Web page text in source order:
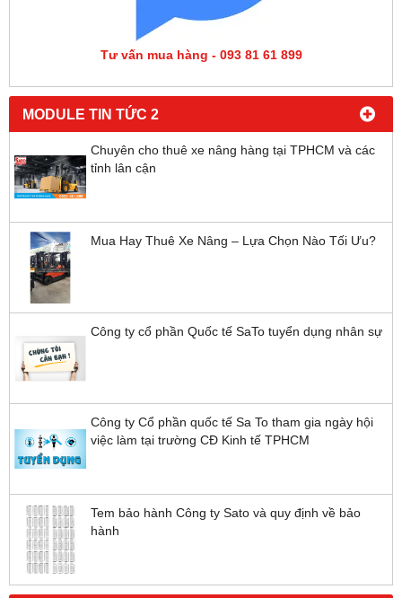
Tư vấn mua hàng - 093 81 61 899
MODULE TIN TỨC 2
Chuyên cho thuê xe nâng hàng tại TPHCM và các
tỉnh lân cận
Mua Hay Thuê Xe Nâng – Lựa Chọn Nào Tối Ưu?
Công ty cổ phần Quốc tế SaTo tuyển dụng nhân sự
Công ty Cổ phần quốc tế Sa To tham gia ngày hội
việc làm tại trường CĐ Kinh tế TPHCM
Tem bảo hành Công ty Sato và quy định về bảo
hành